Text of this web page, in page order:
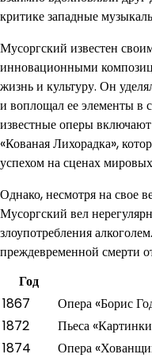
критике западные
Мусоргский известен
инновационными
жизнь и культуру. Он
и воплощал ее элементы в
известные оперы
«Кованая Лихорадка»,
успехом на сценах
Однако, несмотря на свое
Мусоргский вел
злоупотребления
преждевременной смерти
Год
1867
Опера «Борис
1872
Пьеса
1874
Опера